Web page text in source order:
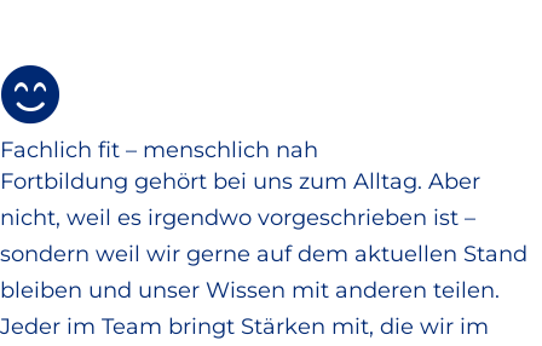
Fachlich fit – menschlich nah
Fortbildung gehört bei uns zum Alltag. Aber
nicht, weil es irgendwo vorgeschrieben ist –
sondern weil wir gerne auf dem aktuellen Stand
bleiben und unser Wissen mit anderen teilen.
Jeder im Team bringt Stärken mit, die wir im